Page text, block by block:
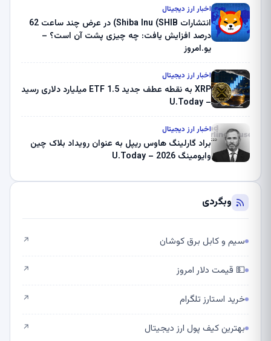
ثبت کرد – گزارش کریپتو صبح – U.Today
اخبار ارز دیجیتال
انتشارات Shiba Inu (SHIB) در عرض چند ساعت 62
درصد افزایش یافت: چه چیزی پشت آن است؟ –
یو.امروز
اخبار ارز دیجیتال
XRP به نقطه عطف جدید ETF 1.5 میلیارد دلاری رسید
– U.Today
اخبار ارز دیجیتال
براد گارلینگ هاوس ریپل به عنوان رویداد بلاک چین
وایومینگ 2026 – U.Today
وبگردی
سیم و کابل برق کوشان ↗
💵 قیمت دلار امروز ↗
خرید استارز تلگرام ↗
بهترین کیف پول ارز دیجیتال ↗